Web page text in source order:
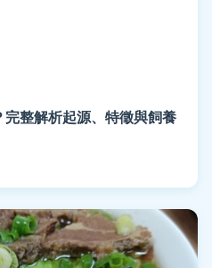
整解析起源、特徵與飼養